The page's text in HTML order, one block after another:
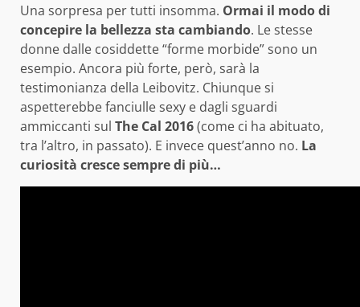
Una sorpresa per tutti insomma. Ormai il modo di
concepire la bellezza sta cambiando. Le stesse
donne dalle cosiddette “forme morbide” sono un
esempio. Ancora più forte, però, sarà la
testimonianza della Leibovitz. Chiunque si
aspetterebbe fanciulle sexy e dagli sguardi
ammiccanti sul The Cal 2016(come ci ha abituato,
tra l’altro, in passato). E invece quest’anno no. La
curiosità cresce sempre di più…